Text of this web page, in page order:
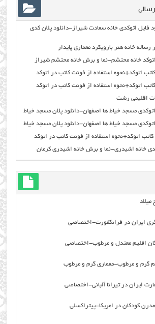
فایل اتوکدی خانه سعادت شیراز-دانلود پلان کدی
رساله خانه هنر بارویکرد معماری پایدار
اتوکد خانه محتشم-نما و برش خانه محتشم شیراز
اتوکد+نحوه استفاده از فونت کاتب در اتوکد
اتوکد+نحوه استفاده از فونت کاتب در اتوکد
اقليمي رشت
اتوکدی مسجد خیاط ها اصفهان-دانلود پلان مسجد خیاط
اتوکدی مسجد خیاط ها اصفهان-دانلود پلان مسجد خیاط
اتوکد+نحوه استفاده از فونت کاتب در اتوکد
خانه اشیدری-نما و برش خانه اشیدری کرمان
میلاد
ایران در فرانکفورت-اختصاصی
اقلیم معتدل و مرطوب-اختصاصی
گرم و مرطوب-معماری گرم و مرطوب
ایران در تیرانا آلبانی-اختصاصی
کودکان در امریکا-پیتراکسلی